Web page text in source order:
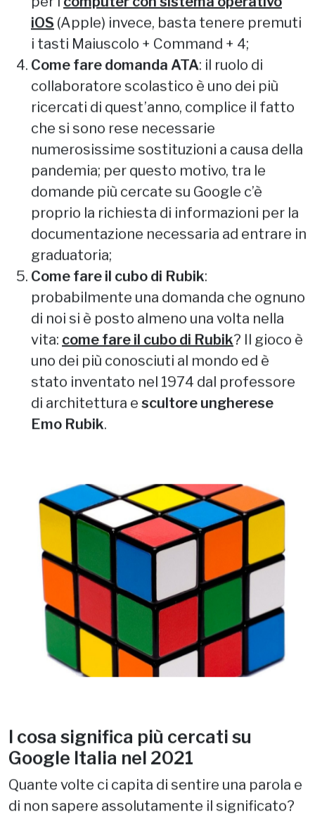
per i computer con sistema operativo
iOS (Apple) invece, basta tenere premuti
i tasti Maiuscolo + Command + 4;
Come fare domanda ATA: il ruolo di
collaboratore scolastico è uno dei più
ricercati di quest’anno, complice il fatto
che si sono rese necessarie
numerosissime sostituzioni a causa della
pandemia; per questo motivo, tra le
domande più cercate su Google c’è
proprio la richiesta di informazioni per la
documentazione necessaria ad entrare in
graduatoria;
Come fare il cubo di Rubik:
probabilmente una domanda che ognuno
di noi si è posto almeno una volta nella
vita: come fare il cubo di Rubik? Il gioco è
uno dei più conosciuti al mondo ed è
stato inventato nel 1974 dal professore
di architettura e scultore ungherese
Emo Rubik.
I cosa significa più cercati su
Google Italia nel 2021
Quante volte ci capita di sentire una parola e